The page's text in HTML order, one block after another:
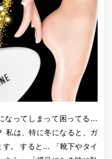
なってしまって困ってる…
私は、特に冬になると、ガ
す。 すると… 「靴下やタイ